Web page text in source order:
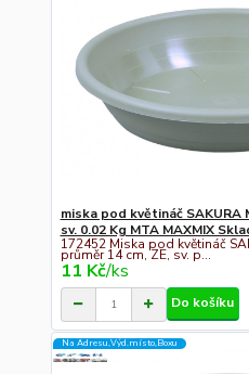
miska pod květináč SAKURA
sv. 0.02 Kg MTA MAXMIX
172452 Miska pod květináč
průměr 14 cm, ZE, sv. p...
11 Kč/ks
Do košíku
Na Adresu,Výd.místo,Boxu